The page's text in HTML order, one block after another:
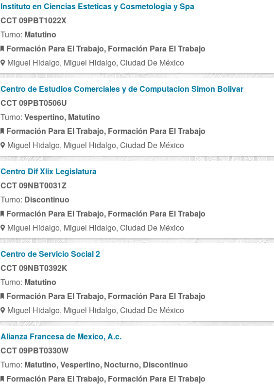
Instituto en Ciencias Esteticas y Cosmetologia y Spa
CCT 09PBT1022X
Turno: Matutino
Formación Para El Trabajo, Formación Para El Trabajo
Miguel Hidalgo, Miguel Hidalgo, Ciudad De México
Centro de Estudios Comerciales y de Computacion Simon Bolivar
CCT 09PBT0506U
Turno: Vespertino, Matutino
Formación Para El Trabajo, Formación Para El Trabajo
Miguel Hidalgo, Miguel Hidalgo, Ciudad De México
Centro Dif Xlix Legislatura
CCT 09NBT0031Z
Turno: Discontinuo
Formación Para El Trabajo, Formación Para El Trabajo
Miguel Hidalgo, Miguel Hidalgo, Ciudad De México
Centro de Servicio Social 2
CCT 09NBT0392K
Turno: Matutino
Formación Para El Trabajo, Formación Para El Trabajo
Miguel Hidalgo, Miguel Hidalgo, Ciudad De México
Alianza Francesa de Mexico, A.c.
CCT 09PBT0330W
Turno: Matutino, Vespertino, Nocturno, Discontinuo
Formación Para El Trabajo, Formación Para El Trabajo